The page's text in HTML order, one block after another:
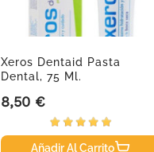
Xeros Dentaid Pasta
Dental, 75 Ml.
Precio
8,50 €
Añadir Al Carrito